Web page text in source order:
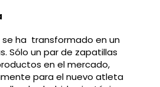
se ha transformado en un
Sólo un par de zapatillas
en el mercado,
para el nuevo atleta